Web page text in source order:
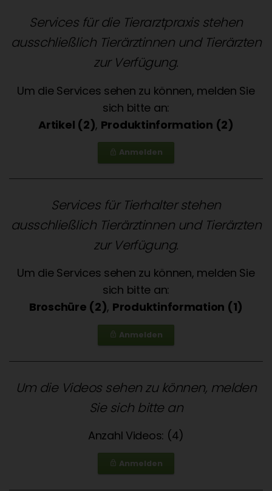
Services für die Tierarztpraxis stehen
ausschließlich Tierärztinnen und Tierärzten
zur Verfügung.
Um die Services sehen zu können, melden Sie
sich bitte an:
Artikel (2), Produktinformation (2)
lock_outline Anmelden
Services für Tierhalter stehen
ausschließlich Tierärztinnen und Tierärzten
zur Verfügung.
Um die Services sehen zu können, melden Sie
sich bitte an:
Broschüre (2), Produktinformation (1)
lock_outline Anmelden
Um die Videos sehen zu können, melden
Sie sich bitte an
Anzahl Videos: (4)
lock_outline Anmelden